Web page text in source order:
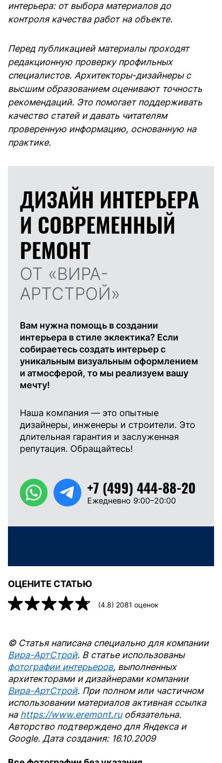
интерьера: от выбора материалов до
контроля качества работ на объекте.
Перед публикацией материалы проходят
редакционную проверку профильных
специалистов. Архитекторы-дизайнеры с
высшим образованием оценивают точность
рекомендаций. Это помогает поддерживать
качество статей и давать читателям
проверенную информацию, основанную на
практике.
ДИЗАЙН ИНТЕРЬЕРА
И СОВРЕМЕННЫЙ
РЕМОНТ
ОТ «ВИРА-
АРТСТРОЙ»
Вам нужна помощь в создании
интерьера в стиле эклектика? Если
собираетесь создать интерьер с
уникальным визуальным оформлением
и атмосферой, то мы реализуем вашу
мечту!
Наша компания — это опытные
дизайнеры, инженеры и строители. Это
длительная гарантия и заслуженная
репутация. Обращайтесь!
+7 (499) 444-88-20
Ежедневно 9:00–20:00
ОЦЕНИТЕ СТАТЬЮ
(4.8) 2081 оценок
© Статья написана специально для компании
Вира-АртСтрой. В статье использованы
фотографии интерьеров, выполненных
архитекторами и дизайнерами компании
Вира-АртСтрой. При полном или частичном
использовании материалов активная ссылка
на https://www.eremont.ruобязательна.
Авторство подтверждено для Яндекса и
Google. Дата создания: 16.10.2009